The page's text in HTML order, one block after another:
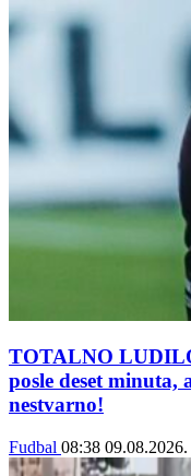
TOTALNO
posle deset minuta,
nestvarno!
Fudbal 08:38 09.08.2026.